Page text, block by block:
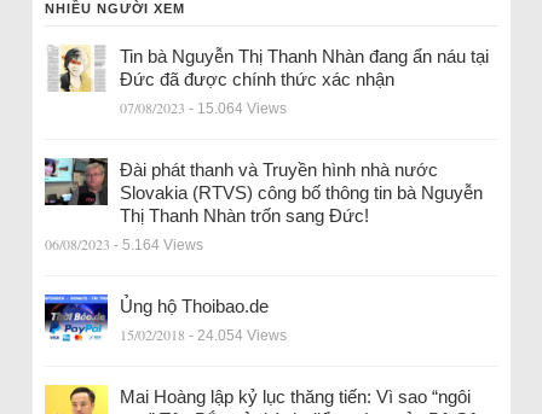
NHIỀU NGƯỜI XEM
Tin bà Nguyễn Thị Thanh Nhàn đang ẩn náu tại
Đức đã được chính thức xác nhận
07/08/2023 - 15.064 Views
Đài phát thanh và Truyền hình nhà nước
Slovakia (RTVS) công bố thông tin bà Nguyễn
Thị Thanh Nhàn trốn sang Đức!
06/08/2023 - 5.164 Views
Ủng hộ Thoibao.de
15/02/2018 - 24.054 Views
Mai Hoàng lập kỷ lục thăng tiến: Vì sao “ngôi